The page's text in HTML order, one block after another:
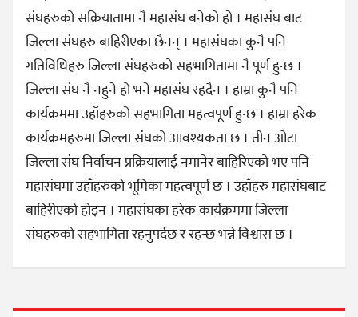
संघहरुको सक्रियातामा नै महासंघ बनेको हो । महासंघ बाट
जिल्ला संघहरु बाहिरीएका छैनन् । महासंघका कुनै पनि
गतिविधिहरु जिल्ला संघहरुको सहभागितामा नै पूर्ण हुन्छ ।
जिल्ला संघ नै नहुने हो भने महासंघ रहदैन । हाम्रा कुनै पनि
कार्यक्रममा उहाँहरुको सहभागिता महत्वपूर्ण हुन्छ । हाम्रा हरेक
कार्यक्रमहरुमा जिल्ला संघको आवश्यकता छ । तीन ओटा
जिल्ला संघ निर्वाचन प्रक्रियालाई नमानेर बाहिरिएको भए पनि
महासंघमा उहाँहरुको भूमिका महत्वपूर्ण छ । उहाँहरु महासंघबाट
बाहिरीएको होइन । महासंघका हरेक कार्यक्रममा जिल्ला
संघहरुको सहभागिता रहनुपर्दछ र रहन्छ भन्ने विश्वास छ ।